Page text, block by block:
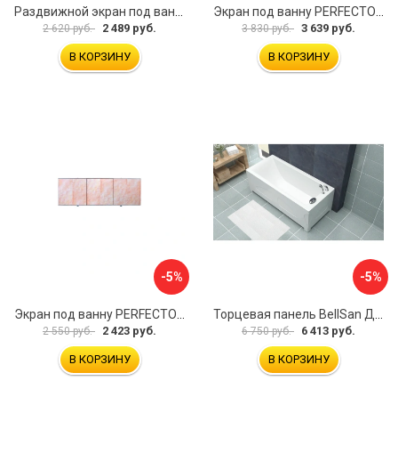
2 620 руб. 2 489 руб.
В КОРЗИНУ
3 830 руб. 3 639 руб.
В КОРЗИНУ
-5%
Экран под ванну PERFECTO LINEA 36-000157
2 550 руб. 2 423 руб.
В КОРЗИНУ
-5%
Торцевая панель BellSan Даниелла 4627171531049
6 750 руб. 6 413 руб.
В КОРЗИНУ